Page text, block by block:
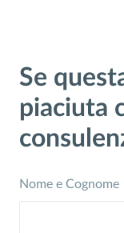
Se
piaciuta
Nome e Cognome